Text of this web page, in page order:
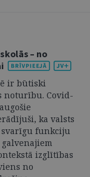
– no
ir būtiski
noturību. Covid-
ka valsts
funkciju
izglītības
no